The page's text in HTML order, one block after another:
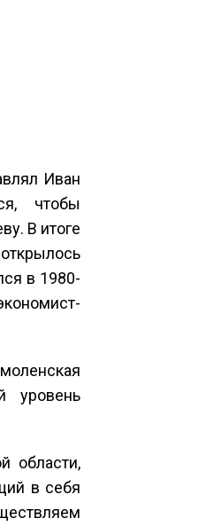
Иван
чтобы
В итоге
в 1980-
уровень
области,
в себя